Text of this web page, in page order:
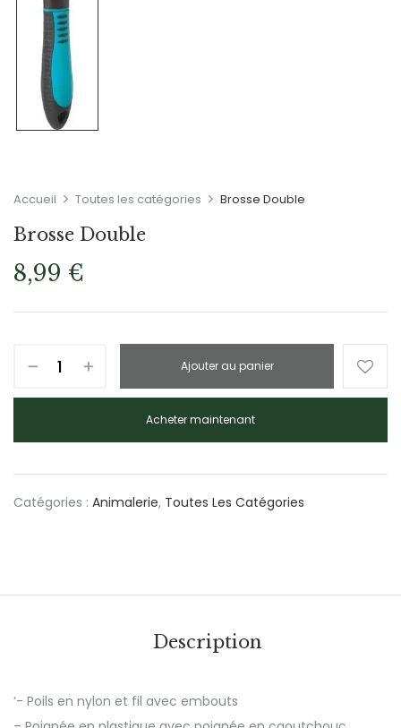
Accueil Toutes les catégories Brosse Double
Brosse Double
8,99 €
Ajouter au panier
Acheter maintenant
Catégories : Animalerie, Toutes Les Catégories
Description
‘- Poils en nylon et fil avec embouts